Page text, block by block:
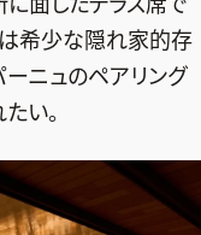
希少な隠れ家的存
ニュのペアリング
い。